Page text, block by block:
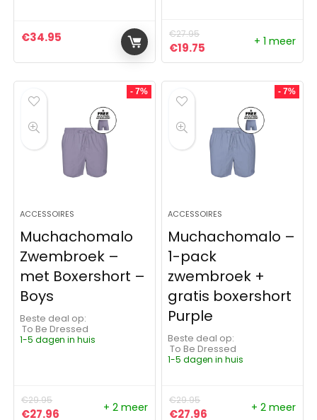
€34.95 €27.95
Oorspronkelijke prijs was:
€19.75 Huidige prijs is:
+ 1 meer
- 7%
ACCESSOIRES
Muchachomalo
Zwembroek –
met Boxershort –
Boys
Beste deal op:
To Be Dressed
1-5 dagen in huis
€29.95
Oorspronkelijke prijs was: €29.95.
€27.96 Huidige prijs is: €27.96.
+ 2 meer
- 7%
ACCESSOIRES
Muchachomalo –
1-pack
zwembroek +
gratis boxershort
Purple
Beste deal op:
To Be Dressed
1-5 dagen in huis
€29.95
Oorspronkelijke prijs was:
€27.96 Huidige prijs is:
+ 2 meer